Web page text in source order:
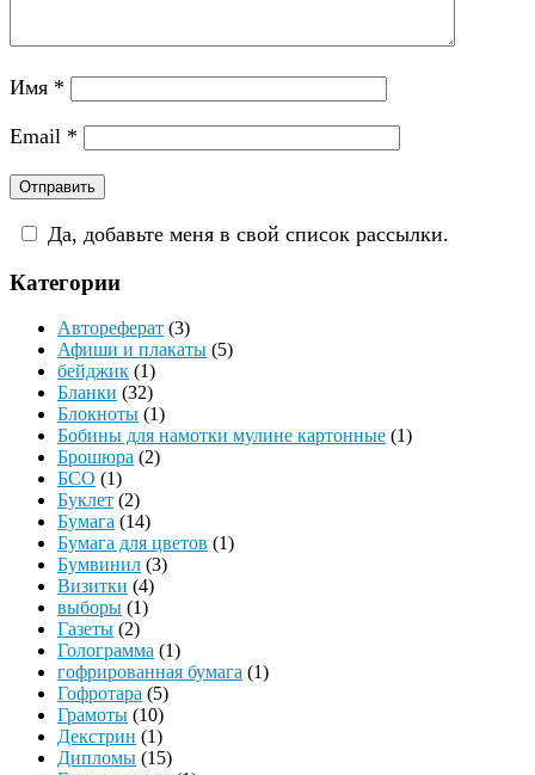
Имя *
Email *
Да, добавьте меня в свой список рассылки.
Категории
Автореферат (3)
Афиши и плакаты (5)
бейджик (1)
Бланки (32)
Блокноты (1)
Бобины для намотки мулине картонные (1)
Брошюра (2)
БСО (1)
Буклет (2)
Бумага (14)
Бумага для цветов (1)
Бумвинил (3)
Визитки (4)
выборы (1)
Газеты (2)
Голограмма (1)
гофрированная бумага (1)
Гофротара (5)
Грамоты (10)
Декстрин (1)
Дипломы (15)